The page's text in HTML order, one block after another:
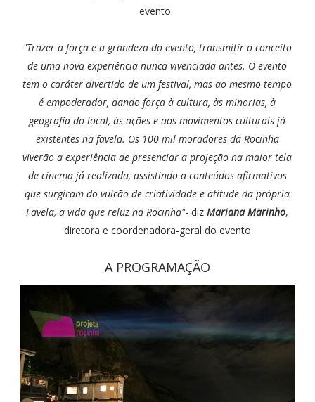
evento.
"Trazer a força e a grandeza do evento, transmitir o conceito
de uma nova experiência nunca vivenciada antes. O evento
tem o caráter divertido de um festival, mas ao mesmo tempo
é empoderador, dando força à cultura, às minorias, à
geografia do local, às ações e aos movimentos culturais já
existentes na favela. Os 100 mil moradores da Rocinha
viverão a experiência de presenciar a projeção na maior tela
de cinema já realizada, assistindo a conteúdos afirmativos
que surgiram do vulcão de criatividade e atitude da própria
Favela, a vida que reluz na Rocinha"- dizMariana Marinho,
diretora e coordenadora-geral do evento
A PROGRAMAÇÃO